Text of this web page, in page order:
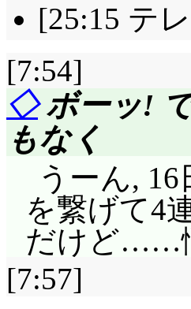
[25:15 テ
[7:54]
◇ボーッ!
もなく
うーん,
を繋げて4
だけど……
[7:57]